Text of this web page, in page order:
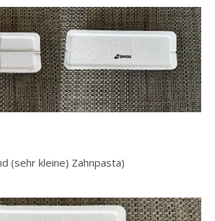
(sehr kleine) Zahnpasta)